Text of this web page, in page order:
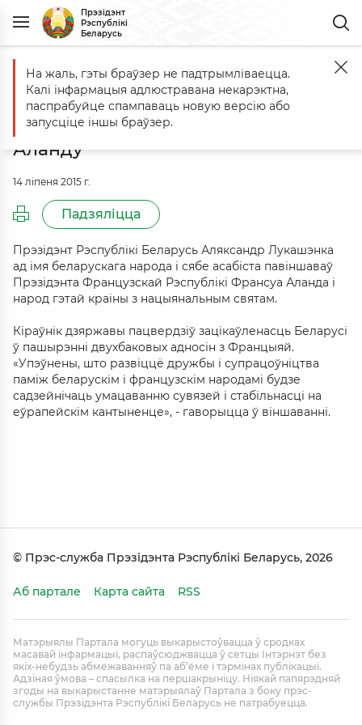
Прэзідэнт
Рэспублікі
Беларусь
Галоўная Падзеі Віншаванне Прэзідэнту Французскай
Віншаванне Прэзідэнту
Французскай Рэспублікі Франсуа
Аланду
14 ліпеня 2015 г.
Падзяліцца
Прэзідэнт Рэспублікі Беларусь Аляксандр Лукашэнка
ад імя беларускага народа і сябе асабіста павіншаваў
Прэзідэнта Французскай Рэспублікі Франсуа Аланда і
народ гэтай краіны з нацыянальным святам.
Кіраўнік дзяржавы пацвердзіў зацікаўленасць Беларусі
ў пашырэнні двухбаковых адносін з Францыяй.
«Упэўнены, што развіццё дружбы і супрацоўніцтва
паміж беларускім і французскім народамі будзе
садзейнічаць умацаванню сувязей і стабільнасці на
еўрапейскім кантыненце», - гаворыцца ў віншаванні.
© Прэс-служба Прэзідэнта Рэспублікі Беларусь, 2026
Аб партале Карта сайта RSS
Матэрыялы Партала могуць выкарыстоўвацца ў сродках
масавай інфармацыі, распаўсюджвацца ў сетцы Інтэрнэт без
якіх-небудзь абмежаванняў па аб’ёме і тэрмінах публікацыі.
Адзіная ўмова – спасылка на першакрыніцу. Ніякай папярэдняй
згоды на выкарыстанне матэрыялаў Партала з боку прэс-
службы Прэзідэнта Рэспублікі Беларусь не патрабуецца.
На жаль, гэты браўзер не падтрымліваецца.
Калі інфармацыя адлюстравана некарэктна,
паспрабуйце спампаваць новую версію або
запусціце іншы браўзер.